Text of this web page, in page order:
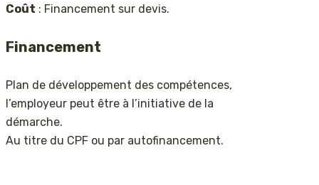
Coût : Financement sur devis.
Financement
Plan de développement des compétences,
l’employeur peut être à l’initiative de la
démarche.
Au titre du CPF ou par autofinancement.